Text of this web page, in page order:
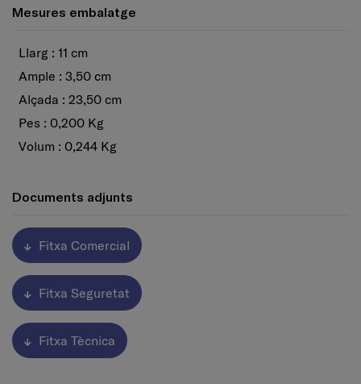
Mesures embalatge
Llarg : 11 cm
Ample : 3,50 cm
Alçada : 23,50 cm
Pes : 0,200 Kg
Volum : 0,244 Kg
Documents adjunts
Fitxa Comercial
Fitxa Seguretat
Fitxa Tècnica